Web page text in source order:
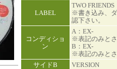
LABEL
TWO FRIENDS
※書き込み、
認下さい。
コンディショ
ン
A：EX-
※表記のみとさ
B：EX-
※表記のみとさ
サイドB
VERSION